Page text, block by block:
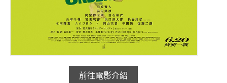
前往電影介紹會員Q&A